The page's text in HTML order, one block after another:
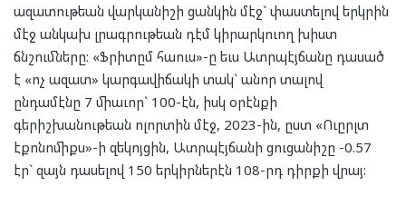
ազատութեան վարկանիշի ցանկին մէջ` փաստելով երկրին
մէջ անկախ լրագրութեան դէմ կիրարկուող խիստ
ճնշումները: «Ֆրիտըմ հաուս»-ը եւս Ատրպէյճանը դասած
է «ոչ ազատ» կարգավիճակի տակ` անոր տալով
ընդամէնը 7 միաւոր` 100-էն, իսկ օրէնքի
գերիշխանութեան ոլորտին մէջ, 2023-ին, ըստ «Ուըրլտ
էքոնոմիքս»-ի զեկոյցին, Ատրպէյճանի ցուցանիշը -0.57
էր` զայն դասելով 150 երկիրներէն 108-րդ դիրքի վրայ: